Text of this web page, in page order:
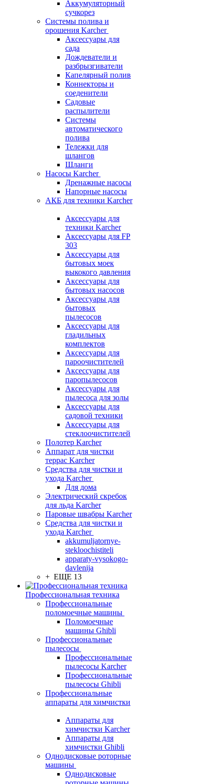
Аккумуляторный
сучкорез
Системы полива и
орошения Karcher
Аксессуары для
сада
Дождеватели и
разбрызгиватели
Капелярный полив
Коннекторы и
соеденители
Садовые
распылители
Системы
автоматического
полива
Тележки для
шлангов
Шланги
Насосы Karcher
Дренажные насосы
Напорные насосы
АКБ для техники Karcher
Аксессуары для
техники Karcher
Аксессуары для FP
303
Аксессуары для
бытовых моек
выкокого давления
Аксессуары для
бытовых насосов
Аксессуары для
бытовых
пылесосов
Аксессуары для
гладильных
комплектов
Аксессуары для
пароочистителей
Аксессуары для
паропылесосов
Аксессуары для
пылесоса для золы
Аксессуары для
садовой техники
Аксессуары для
стеклоочистителей
Полотер Karcher
Аппарат для чистки
террас Karcher
Средства для чистки и
ухода Karcher
Для дома
Электрический скребок
для льда Karcher
Паровые швабры Karcher
Средства для чистки и
ухода Karcher
akkumuljatornye-
stekloochistiteli
apparaty-vysokogo-
davlenija
+ ЕЩЕ 13
Профессиональная техника
Профессиональные
поломоечные машины
Поломоечные
машины Ghibli
Профессиональные
пылесосы
Профессиональные
пылесосы Karcher
Профессиональные
пылесосы Ghibli
Профессиональные
аппараты для химчистки
Аппараты для
химчистки Karcher
Аппараты для
химчистки Ghibli
Однодисковые роторные
машины
Однодисковые